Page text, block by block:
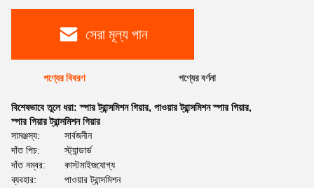
সেরা মূল্য পান
পণ্যের বিবরণ পণ্যের বর্ণনা
বিশেষভাবে তুলে ধরা:স্পার ট্রান্সমিশন গিয়ার, পাওয়ার ট্রান্সমিশন স্পার গিয়ার,
স্পার গিয়ার ট্রান্সমিশন গিয়ার
সামঞ্জস্য:
সার্বজনীন
দাঁত পিচ:
স্ট্যান্ডার্ড
দাঁত নম্বর:
কাস্টমাইজযোগ্য
ব্যবহার:
পাওয়ার ট্রান্সমিশন